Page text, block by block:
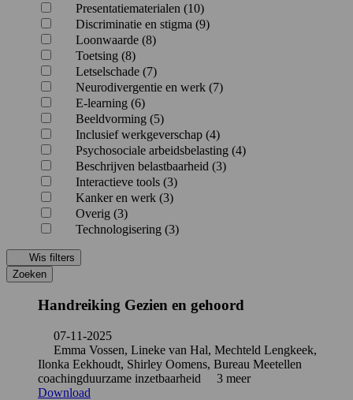
Presentatiematerialen (10)
Discriminatie en stigma (9)
Loonwaarde (8)
Toetsing (8)
Letselschade (7)
Neurodivergentie en werk (7)
E-learning (6)
Beeldvorming (5)
Inclusief werkgeverschap (4)
Psychosociale arbeidsbelasting (4)
Beschrijven belastbaarheid (3)
Interactieve tools (3)
Kanker en werk (3)
Overig (3)
Technologisering (3)
Wis filters
Zoeken
Handreiking Gezien en gehoord
07-11-2025
Emma Vossen, Lineke van Hal, Mechteld Lengkeek,
Ilonka Eekhoudt, Shirley Oomens, Bureau Meetellen
coachingduurzame inzetbaarheid
3 meer
Download